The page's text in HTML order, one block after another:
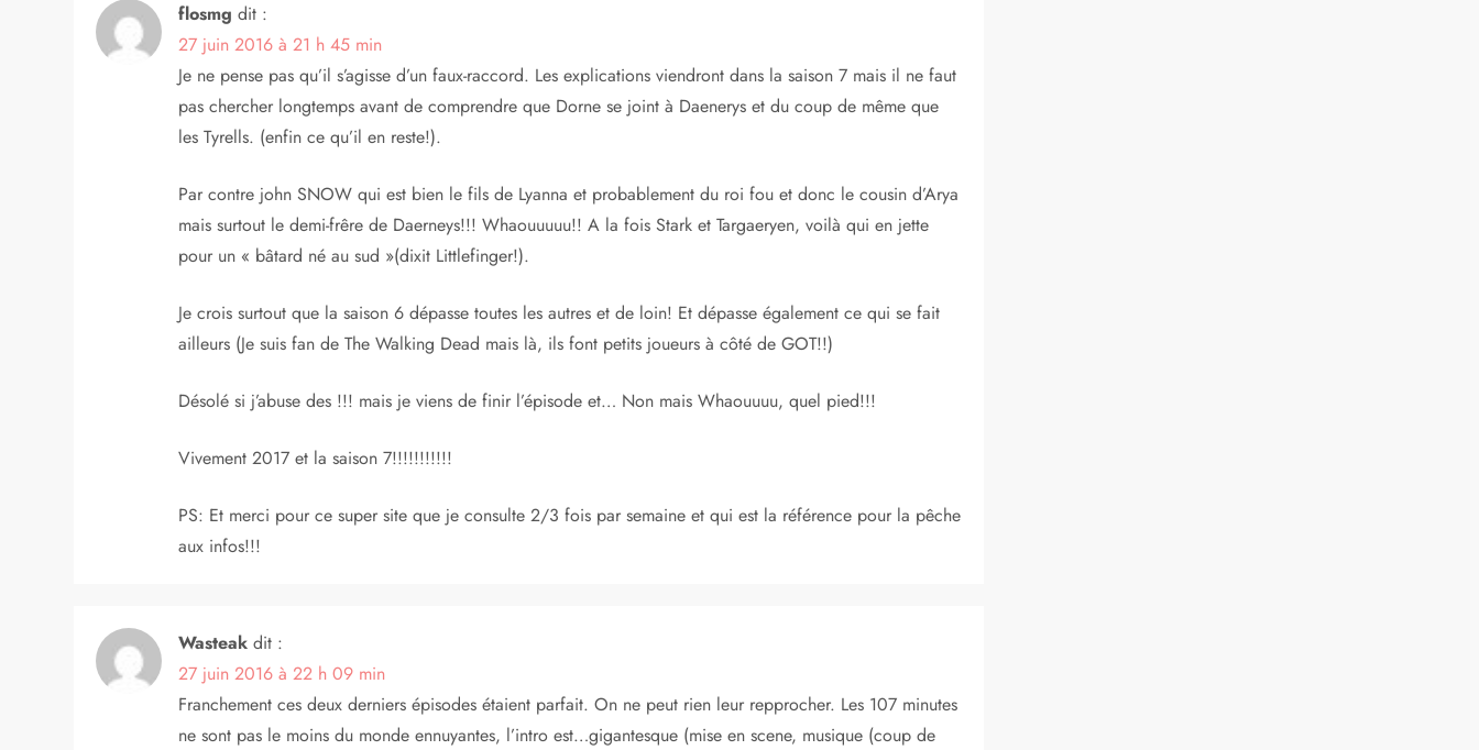
a
flosmg dit :
27 juin 2016 à 21 h 45 min
Je ne pense pas qu’il s’agisse d’un faux-raccord. Les explications viendront dans la saison 7 mais il ne faut
pas chercher longtemps avant de comprendre que Dorne se joint à Daenerys et du coup de même que
les Tyrells. (enfin ce qu’il en reste!).
Par contre john SNOW qui est bien le fils de Lyanna et probablement du roi fou et donc le cousin d’Arya
mais surtout le demi-frêre de Daerneys!!! Whaouuuuu!! A la fois Stark et Targaeryen, voilà qui en jette
pour un « bâtard né au sud »(dixit Littlefinger!).
Je crois surtout que la saison 6 dépasse toutes les autres et de loin! Et dépasse également ce qui se fait
ailleurs (Je suis fan de The Walking Dead mais là, ils font petits joueurs à côté de GOT!!)
Désolé si j’abuse des !!! mais je viens de finir l’épisode et… Non mais Whaouuuu, quel pied!!!
Vivement 2017 et la saison 7!!!!!!!!!!!
PS: Et merci pour ce super site que je consulte 2/3 fois par semaine et qui est la référence pour la pêche
aux infos!!!
Wasteak dit :
27 juin 2016 à 22 h 09 min
Franchement ces deux derniers épisodes étaient parfait. On ne peut rien leur repprocher. Les 107 minutes
ne sont pas le moins du monde ennuyantes, l’intro est…gigantesque (mise en scene, musique (coup de